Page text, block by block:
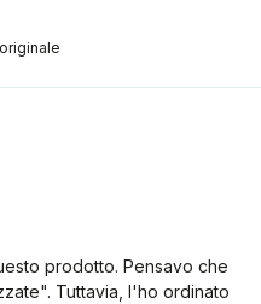
prodotto. Pensavo che
Tuttavia, l'ho ordinato